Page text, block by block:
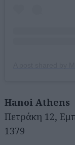
Hanoi Athens
Πετράκη 12,
1379